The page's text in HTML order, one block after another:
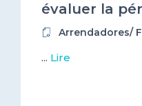
évaluer la
entreprises
Arrendadores/
... Lire